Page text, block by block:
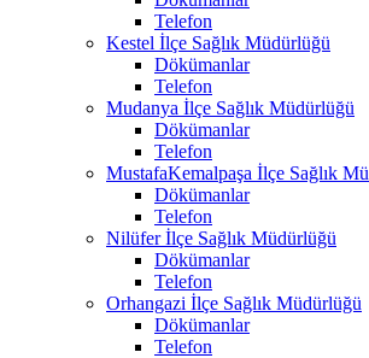
Telefon
Kestel İlçe Sağlık Müdürlüğü
Dökümanlar
Telefon
Mudanya İlçe Sağlık Müdürlüğü
Dökümanlar
Telefon
MustafaKemalpaşa İlçe Sağlık
Dökümanlar
Telefon
Nilüfer İlçe Sağlık Müdürlüğü
Dökümanlar
Telefon
Orhangazi İlçe Sağlık Müdürlüğü
Dökümanlar
Telefon